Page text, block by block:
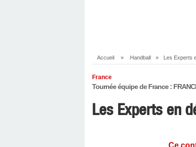
Accueil » Handball » Les Experts
France
Tournée équipe de France :
Les Experts en
Ce